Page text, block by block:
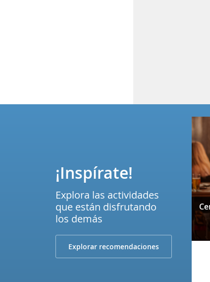
¡Inspírate!
Explora las actividades
que están disfrutando
los demás
Explorar recomendaciones